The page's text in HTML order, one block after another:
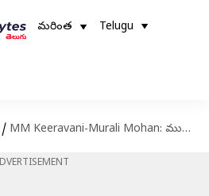
మరింత Telugu
/ MM Keeravani-Murali Mohan: మురళీ మోహన్ మనుమరాలితో ఎంఎం కీరవాణి కుమారుడి పెళ్లి!